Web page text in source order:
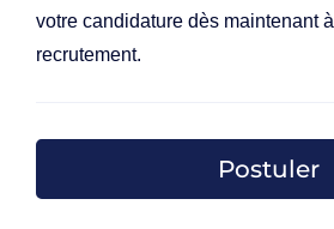
votre candidature dès maintenant
recrutement.